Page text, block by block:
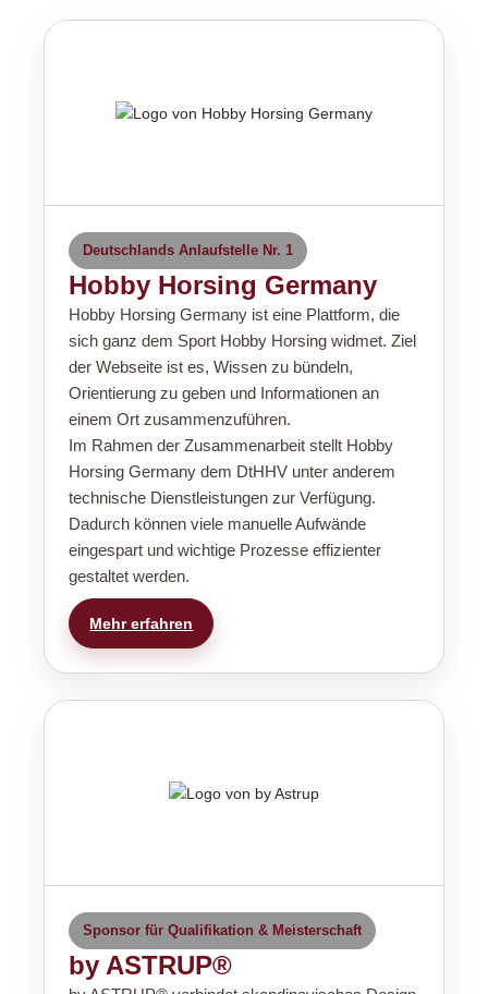
Deutschlands Anlaufstelle Nr. 1
Hobby Horsing Germany
Hobby Horsing Germany ist eine Plattform, die
sich ganz dem Sport Hobby Horsing widmet. Ziel
der Webseite ist es, Wissen zu bündeln,
Orientierung zu geben und Informationen an
einem Ort zusammenzuführen.
Im Rahmen der Zusammenarbeit stellt Hobby
Horsing Germany dem DtHHV unter anderem
technische Dienstleistungen zur Verfügung.
Dadurch können viele manuelle Aufwände
eingespart und wichtige Prozesse effizienter
gestaltet werden.
Mehr erfahren
Sponsor für Qualifikation & Meisterschaft
by ASTRUP®